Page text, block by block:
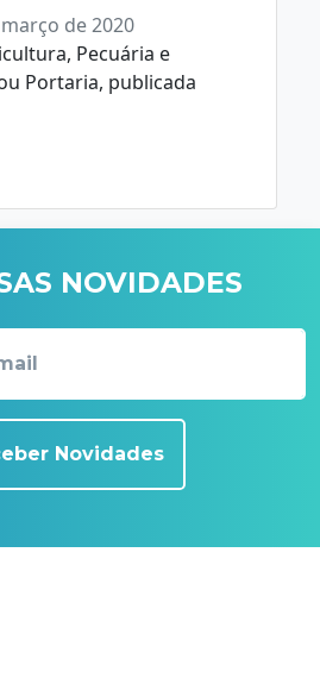
de 2020
Pecuária e
Portaria, publicada
NOVIDADES
Novidades